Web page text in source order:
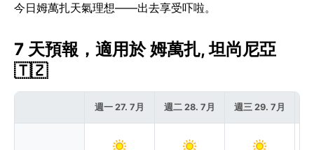
今日姆萬扎天氣理想——出去享受吓啦。
7 天預報，適用於 姆萬扎, 坦尚尼亞
🇹🇿
週一 27. 7月 週二 28. 7月 週三 29. 7月